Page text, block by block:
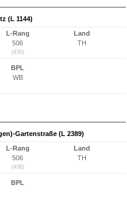
(L 1144)
L-Rang
506
(436)
Land
TH
BPL
WB
Gartenstraße (L 2389)
L-Rang
506
(436)
Land
TH
BPL